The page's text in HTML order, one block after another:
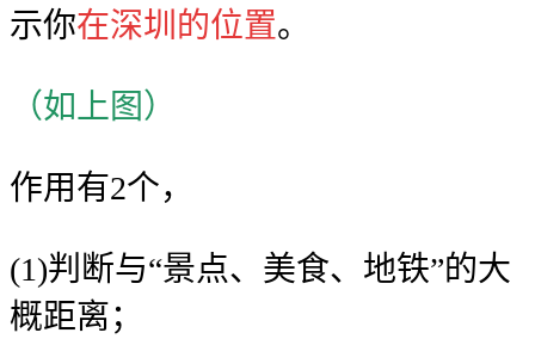
示你在深圳的位置。
（如上图）
作用有2个，
(1)判断与“景点、美食、地铁”的大
概距离；